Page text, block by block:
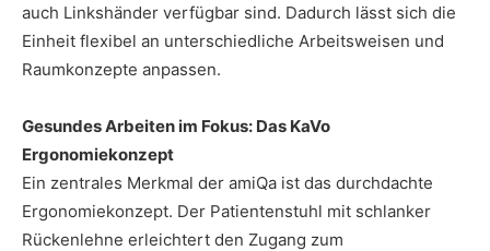
auch Linkshänder verfügbar sind. Dadurch lässt sich die
Einheit flexibel an unterschiedliche Arbeitsweisen und
Raumkonzepte anpassen.
Gesundes Arbeiten im Fokus: Das KaVo
Ergonomiekonzept
Ein zentrales Merkmal der amiQa ist das durchdachte
Ergonomiekonzept. Der Patientenstuhl mit schlanker
Rückenlehne erleichtert den Zugang zum